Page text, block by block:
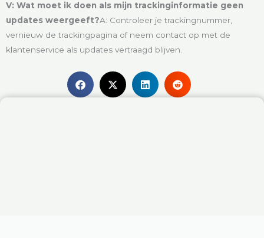
V: Wat moet ik doen als mijn trackinginformatie geen
updates weergeeft?A: Controleer je trackingnummer,
vernieuw de trackingpagina of neem contact op met de
klantenservice als updates vertraagd blijven.